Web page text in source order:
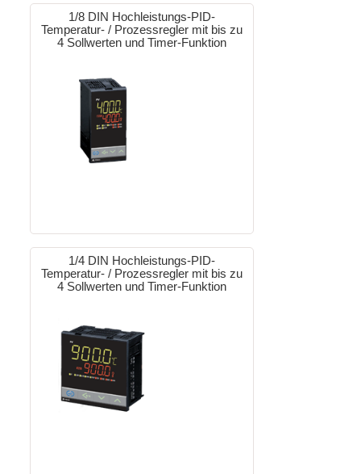
1/8 DIN Hochleistungs-PID-
Temperatur- / Prozessregler mit bis zu
4 Sollwerten und Timer-Funktion
1/4 DIN Hochleistungs-PID-
Temperatur- / Prozessregler mit bis zu
4 Sollwerten und Timer-Funktion